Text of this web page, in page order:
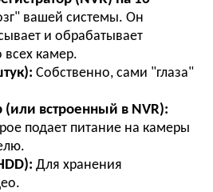
вашей системы. Он
и обрабатывает
всех камер.
Собственно, сами "глаза"
(или встроенный в NVR):
подает питание на камеры
Для хранения